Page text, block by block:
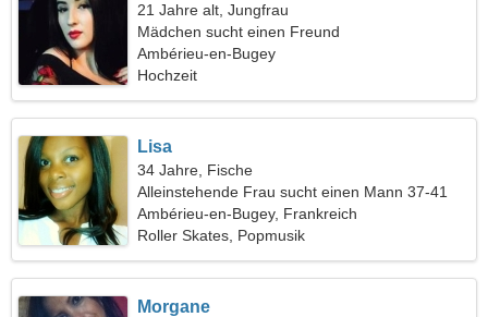
21 Jahre alt, Jungfrau
Mädchen sucht einen Freund
Ambérieu-en-Bugey
Hochzeit
Lisa
34 Jahre, Fische
Alleinstehende Frau sucht einen Mann 37-41
Ambérieu-en-Bugey, Frankreich
Roller Skates, Popmusik
Morgane